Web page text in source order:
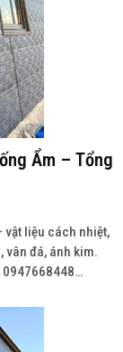
Ẩm – Tổng
vật liệu cách nhiệt,
vân đá, ánh kim.
0947668448